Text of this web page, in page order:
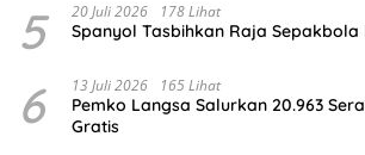
5 20 Juli 2026 178 Lihat
Spanyol Tasbihkan Raja Sepakbola
6 13 Juli 2026 165 Lihat
Pemko Langsa Salurkan 20.963
Gratis